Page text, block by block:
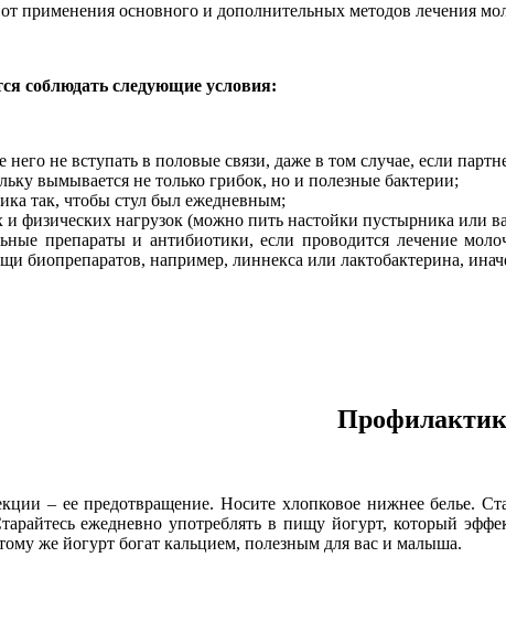
от применения основного и дополнительных методов лечения
соблюдать следующие условия:
него не вступать в половые связи, даже в том случае, если
вымывается не только грибок, но и полезные бактерии;
так, чтобы стул был ежедневным;
и физических нагрузок (можно пить настойки пустырника или
препараты и антибиотики, если проводится лечение
биопрепаратов, например, линнекса или лактобактерина,
– ее предотвращение. Носите хлопковое нижнее белье.
ежедневно употреблять в пищу йогурт, который
же йогурт богат кальцием, полезным для вас и малыша.